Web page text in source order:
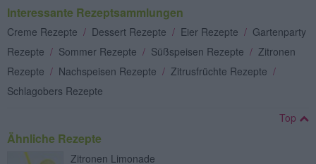
Interessante Rezeptsammlungen
Creme Rezepte / Dessert Rezepte / Eier Rezepte / Gartenparty
Rezepte / Sommer Rezepte / Süßspeisen Rezepte / Zitronen
Rezepte / Nachspeisen Rezepte / Zitrusfrüchte Rezepte /
Schlagobers Rezepte
Top
Ähnliche Rezepte
Zitronen Limonade